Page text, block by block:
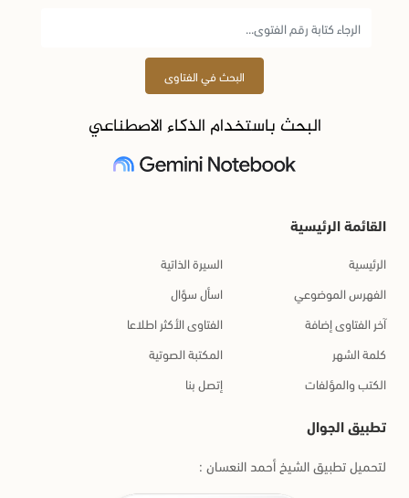
البحث في الفتاوى
البحث باستخدام الذكاء الاصطناعي
القائمة الرئيسية
الرئيسية
السيرة الذاتية
الفهرس الموضوعي
اسأل سؤال
آخر الفتاوى إضافة
الفتاوى الأكثر اطلاعا
كلمة الشهر
المكتبة الصوتية
الكتب والمؤلفات
إتصل بنا
تطبيق الجوال
لتحميل تطبيق الشيخ أحمد النعسان :